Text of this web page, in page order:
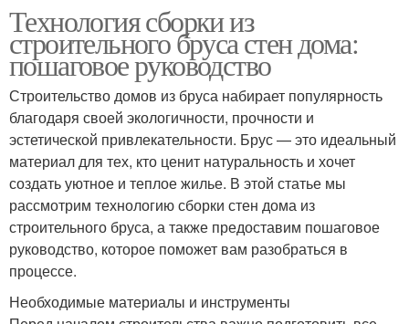
Технология сборки из
строительного бруса стен дома:
пошаговое руководство
Строительство домов из бруса набирает популярность
благодаря своей экологичности, прочности и
эстетической привлекательности. Брус — это идеальный
материал для тех, кто ценит натуральность и хочет
создать уютное и теплое жилье. В этой статье мы
рассмотрим технологию сборки стен дома из
строительного бруса, а также предоставим пошаговое
руководство, которое поможет вам разобраться в
процессе.
Необходимые материалы и инструменты